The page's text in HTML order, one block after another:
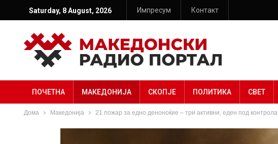
Saturday, 8 August, 2026 Импресум Контакт
ПОЧЕТНА МАКЕДОНИЈА СКОПЈЕ ПОЛИТИКА СВЕТ
Дома Македонија 21 пожар за едно деноноќие – три активни, еден под контрола